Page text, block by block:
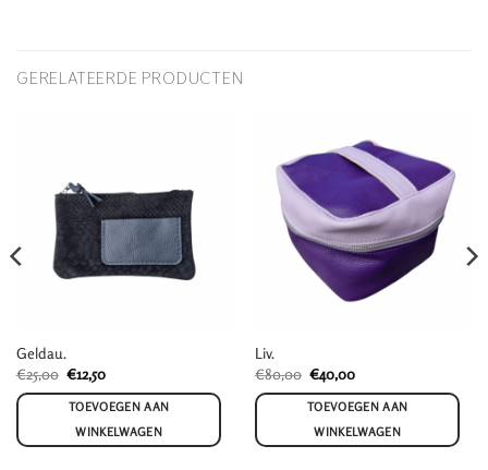
GERELATEERDE PRODUCTEN
Geldau.
€25,00 Oorspronkelijke
prijs
was:
€25,00.
€12,50Huidige
is:
€12,50.
TOEVOEGEN AAN
WINKELWAGEN
Liv.
€80,00 Oorspronkelijke
prijs
was:
€80,00.
€40,00Huidige
is:
€40,00.
TOEVOEGEN AAN
WINKELWAGEN